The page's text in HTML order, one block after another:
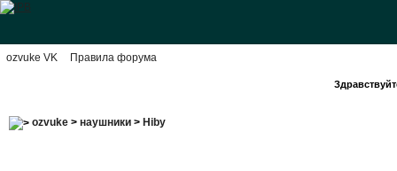
ozvuke VK Правила форума
ozvuke> наушники> Hiby